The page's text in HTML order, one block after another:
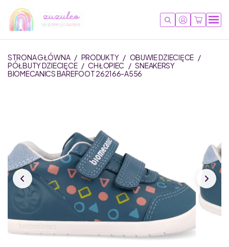
STRONA GŁÓWNA / PRODUKTY / OBUWIE DZIECIĘCE /
PÓŁBUTY DZIECIĘCE / CHŁOPIEC / SNEAKERSY
BIOMECANICS BAREFOOT 262166-A556